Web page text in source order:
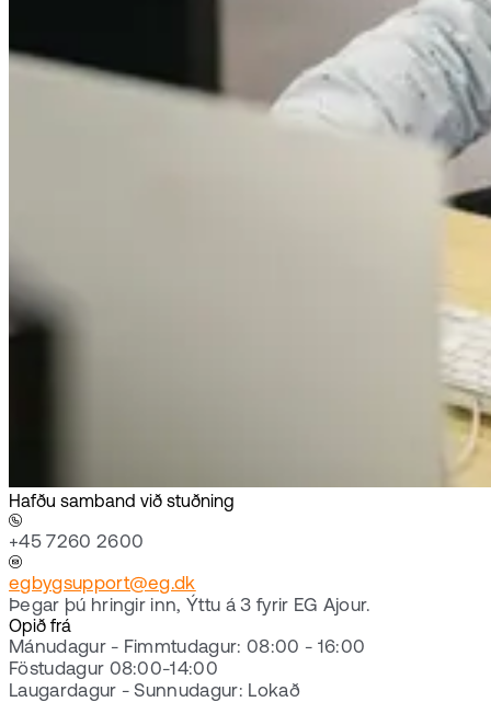
Hafðu samband við stuðning
+45 7260 2600
egbygsupport@eg.dk
Þegar þú hringir inn, Ýttu á 3 fyrir EG Ajour.
Opið frá
Mánudagur - Fimmtudagur: 08:00 - 16:00
Föstudagur 08:00-14:00
Laugardagur - Sunnudagur: Lokað